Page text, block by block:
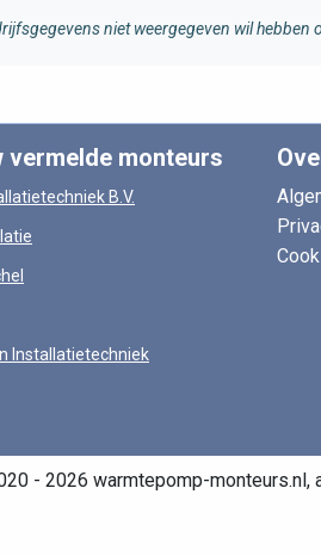
niet weergegeven wil hebben
vermelde monteurs
B.V.
Installatietechniek
- 2026 warmtepomp-monteurs.nl,